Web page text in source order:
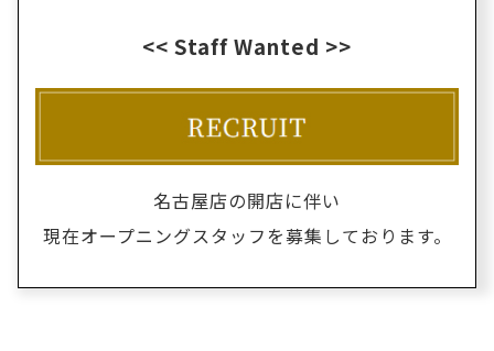
<< Staff Wanted >>
名古屋店の開店に伴い
現在オープニングスタッフを募集しております。